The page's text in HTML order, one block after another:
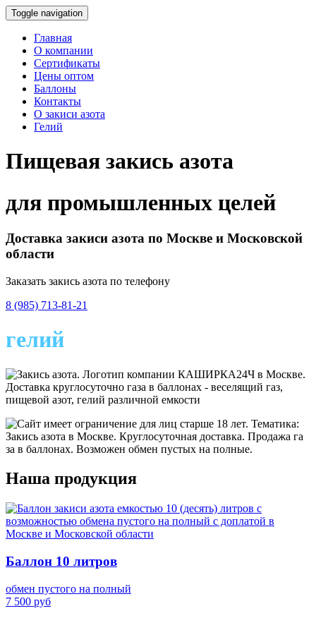
Toggle navigation
Главная
О компании
Сертификаты
Цены оптом
Баллоны
Контакты
О закиси азота
Гелий
Пищевая закись азота
для промышленных целей
Доставка закиси азота по Москве и Московской
области
Заказать закись азота по телефону
8 (985) 713-81-21
гелий
Наша продукция
Баллон 10 литров
обмен пустого на полный
7 500 руб